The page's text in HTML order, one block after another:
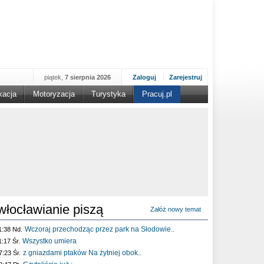
Zaloguj Zarejestruj
piątek, 7 sierpnia 2026
Motoryzacja Turystyka Pracuj.pl
piszą Załóż nowy temat
Nd. Wczoraj przechodząc przez park na Słodowie..
Śr. Wszystko umiera
Śr. z gniazdami ptaków Na żytniej obok..